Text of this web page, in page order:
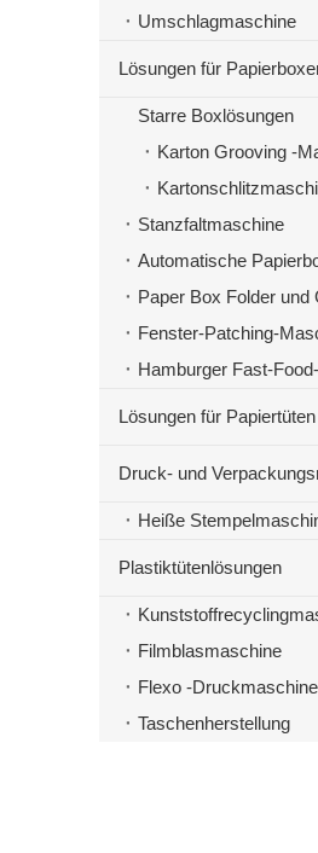
Umschlagmaschine
Lösungen für
Starre Boxlösungen
Karton Grooving -
Stanzfaltmaschine
Paper Box Folder und
Fenster-Patching-
Lösungen für Papiertüten
Druck- und
Heiße
Plastiktütenlösungen
Filmblasmaschine
Flexo -Druckmaschine
Taschenherstellung